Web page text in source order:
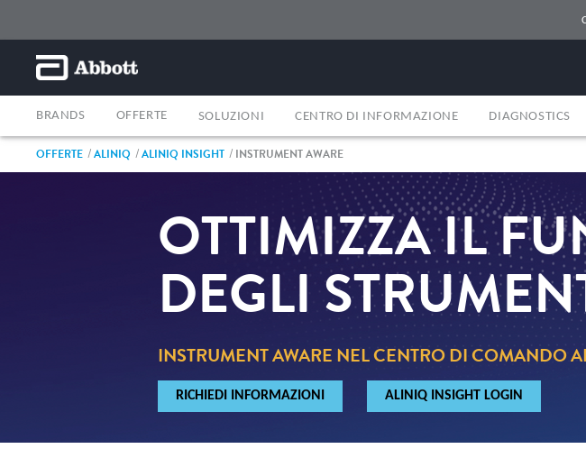
BRANDS OFFERTE SOLUZIONI CENTRO DI INFORMAZIONE DIAGNOSTICS
OFFERTE ALINIQ ALINIQ INSIGHT INSTRUMENT AWARE
OTTIMIZZA IL
DEGLI
INSTRUMENT AWARE NEL CENTRO DI COMANDO
RICHIEDI INFORMAZIONI ALINIQ INSIGHT LOGIN